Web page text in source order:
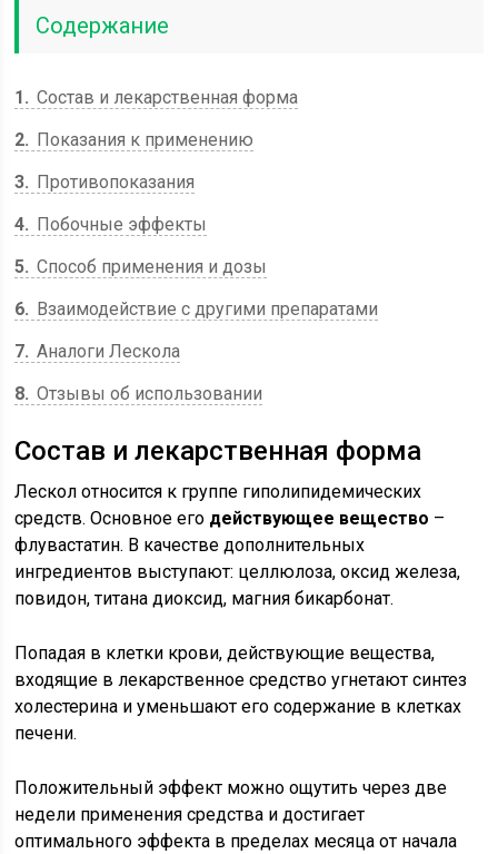
Содержание
1
Состав и лекарственная форма
2
Показания к применению
3
Противопоказания
4
Побочные эффекты
5 Способ применения и дозы
6
Взаимодействие с другими препаратами
7 Аналоги Лескола
8 Отзывы об использовании
Состав и лекарственная форма
Лескол относится к группе гиполипидемических
средств. Основное его действующее вещество –
флувастатин. В качестве дополнительных
ингредиентов выступают: целлюлоза, оксид железа,
повидон, титана диоксид, магния бикарбонат.
Попадая в клетки крови, действующие вещества,
входящие в лекарственное средство угнетают синтез
холестерина и уменьшают его содержание в клетках
печени.
Положительный эффект можно ощутить через две
недели применения средства и достигает
оптимального эффекта в пределах месяца от начала